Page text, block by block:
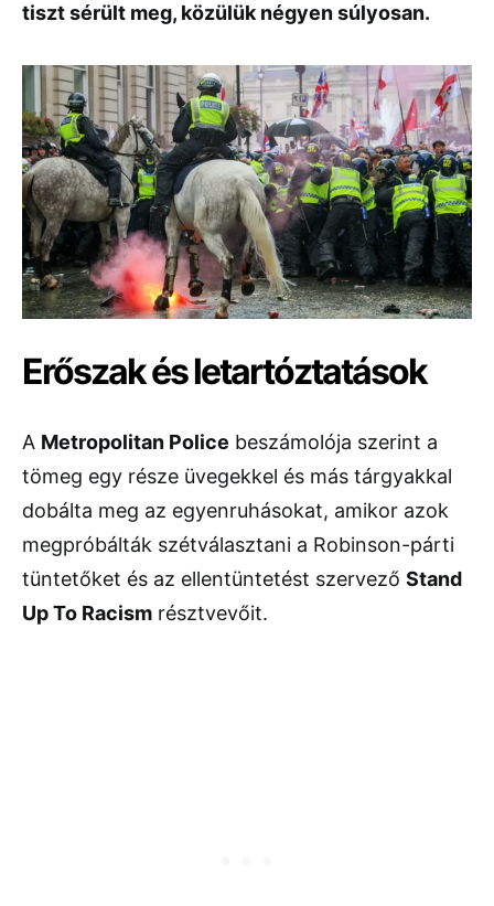
tiszt sérült meg, közülük négyen súlyosan.
Erőszak és letartóztatások
A Metropolitan Police beszámolója szerint a
tömeg egy része üvegekkel és más tárgyakkal
dobálta meg az egyenruhásokat, amikor azok
megpróbálták szétválasztani a Robinson-párti
tüntetőket és az ellentüntetést szervező Stand
Up To Racism résztvevőit.